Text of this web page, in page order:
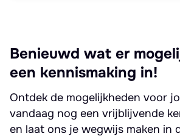
Benieuwd wat er
een kennismaking in!
Ontdek de mogelijkheden voor
vandaag nog een vrijblijvende
en laat ons je wegwijs maken in